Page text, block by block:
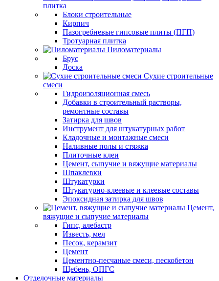
плитка
Блоки строительные
Кирпич
Пазогребневые гипсовые плиты (ПГП)
Тротуарная плитка
Пиломатериалы
Брус
Доска
Сухие строительные
смеси
Гидроизоляционная смесь
Добавки в строительный растворы,
ремонтные составы
Затирка для швов
Инструмент для штукатурных работ
Кладочные и монтажные смеси
Наливные полы и стяжка
Плиточные клеи
Цемент, сыпучие и вяжущие материалы
Шпаклевки
Штукатурки
Штукатурно-клеевые и клеевые составы
Эпоксидная затирка для швов
Цемент,
вяжущие и сыпучие материалы
Гипс, алебастр
Известь, мел
Песок, керамзит
Цемент
Цементно-песчаные смеси, пескобетон
Щебень, ОПГС
Отделочные материалы